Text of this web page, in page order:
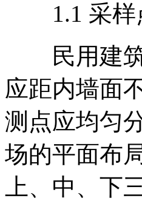
1.1 采样
民用建筑
应距内墙面
测点应均匀
场的平面布
上、中、下